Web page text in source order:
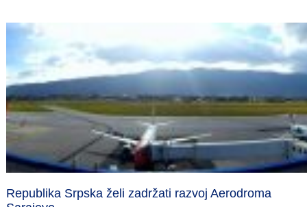
Republika Srpska želi zadržati razvoj Aerodroma